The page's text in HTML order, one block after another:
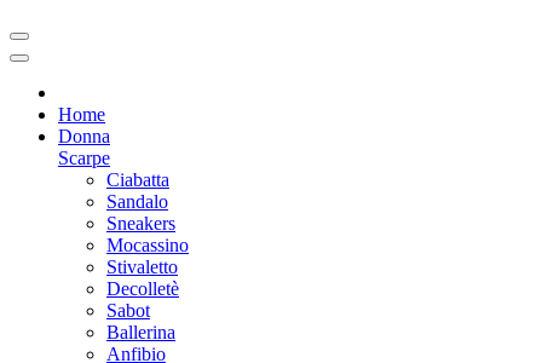
Home
Donna
Scarpe
Ciabatta
Sandalo
Sneakers
Mocassino
Stivaletto
Decolletè
Sabot
Ballerina
Anfibio